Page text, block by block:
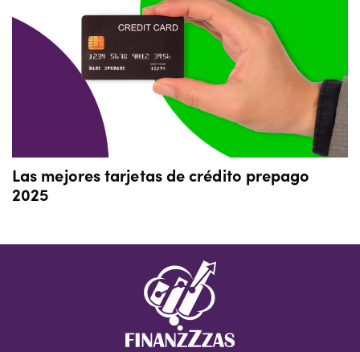
Las mejores tarjetas de crédito prepago
2025